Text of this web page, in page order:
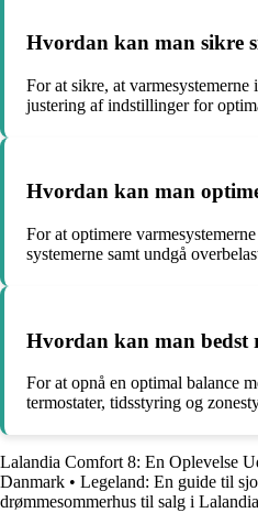
Hvordan kan man sikre
For at sikre, at
justering af indstillinger for
Hvordan kan man
For at optimere
systemerne samt undgå
Hvordan kan man bedst
For at opnå en optimal balance
termostater, tidsstyring og
Lalandia Comfort 8: En Oplevelse
Danmark • Legeland: En guide til
drømmesommerhus til salg i